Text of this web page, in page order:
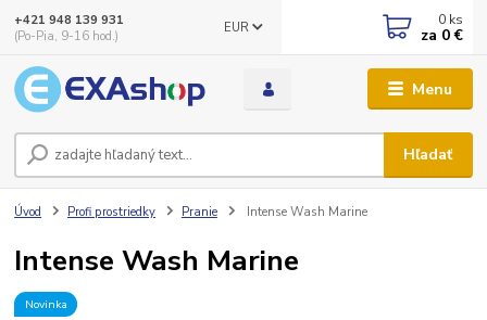
Menu
EUR
Hľadať
+421 948 139 931
(Po-Pia, 9-16 hod.)
0 ks
za 0 €
Úvod Profi prostriedky Pranie Intense Wash Marine
Intense Wash Marine
Novinka